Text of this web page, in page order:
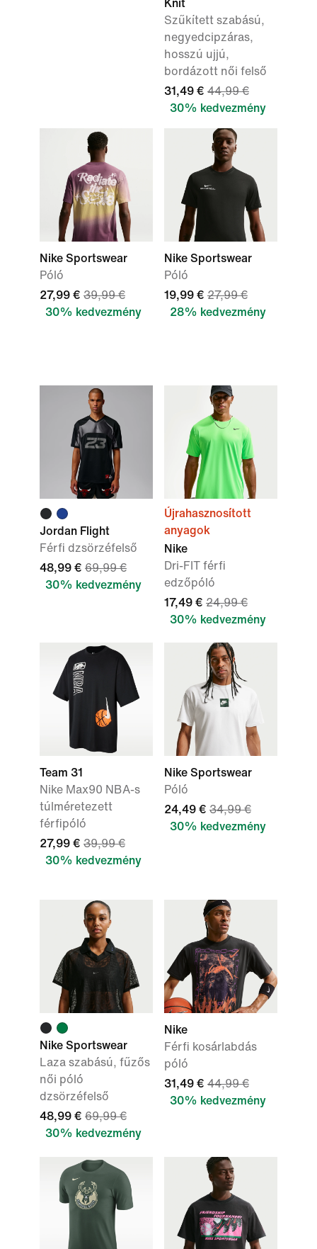
Knit
Szűkített szabású,
negyedcipzáras,
hosszú ujjú,
bordázott női felső
31,49 € 44,99 €
30% kedvezmény
Nike Sportswear
Póló
27,99 € 39,99 €
30% kedvezmény
Nike Sportswear
Póló
19,99 € 27,99 €
28% kedvezmény
Jordan Flight
Férfi dzsörzéfelső
48,99 € 69,99 €
30% kedvezmény
Újrahasznosított
anyagok
Nike
Dri-FIT férfi
edzőpóló
17,49 € 24,99 €
30% kedvezmény
Team 31
Nike Max90 NBA-s
túlméretezett
férfipóló
27,99 € 39,99 €
30% kedvezmény
Nike Sportswear
Póló
24,49 € 34,99 €
30% kedvezmény
Nike Sportswear
Laza szabású, fűzős
női póló
dzsörzéfelső
48,99 € 69,99 €
30% kedvezmény
Nike
Férfi kosárlabdás
póló
31,49 € 44,99 €
30% kedvezmény